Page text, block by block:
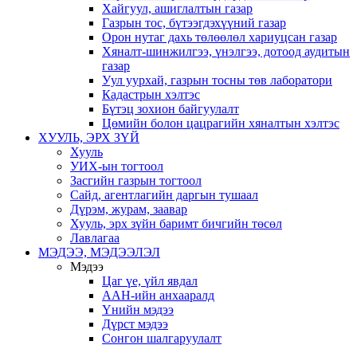
Хайгуул, ашиглалтын газар
Газрын тос, бүтээгдэхүүний газар
Орон нутаг дахь төлөөлөл хариуцсан газар
Хяналт-шинжилгээ, үнэлгээ, дотоод аудитын
газар
Уул уурхай, газрын тосны төв лаборатори
Кадастрын хэлтэс
Бүтэц зохион байгуулалт
Цөмийн болон цацрагийн хяналтын хэлтэс
ХУУЛЬ, ЭРХ ЗҮЙ
Хууль
УИХ-ын тогтоол
Засгийн газрын тогтоол
Сайд, агентлагийн даргын тушаал
Дүрэм, журам, заавар
Хууль, эрх зүйн баримт бичгийн төсөл
Лавлагаа
МЭДЭЭ, МЭДЭЭЛЭЛ
Мэдээ
Цаг үе, үйл явдал
ААН-ийн анхааралд
Үнийн мэдээ
Дүрст мэдээ
Сонгон шалгаруулалт